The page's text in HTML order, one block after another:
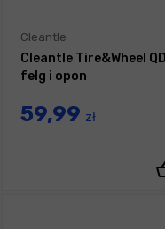
Cleantle
Cleantle Tire&Wheel
felg i opon
59,99 zł